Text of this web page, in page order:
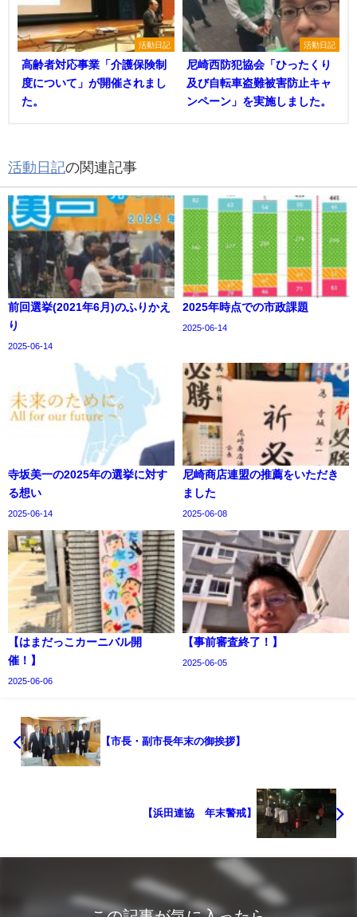
活動日記
高齢者対応事業「介護保険制
度について」が開催されまし
た。
活動日記
尼崎西防犯協会「ひったくり
及び自転車盗難被害防止キャ
ンペーン」を実施しました。
活動日記の関連記事
前回選挙(2021年6月)のふりかえ
り
2025-06-14
2025年時点での市政課題
2025-06-14
寺坂美一の2025年の選挙に対す
る想い
2025-06-14
尼崎商店連盟の推薦をいただき
ました
2025-06-08
【はまだっこカーニバル開
催！】
2025-06-06
【事前審査終了！】
2025-06-05
【市長・副市長年末の御挨拶】
【浜田連協 年末警戒】